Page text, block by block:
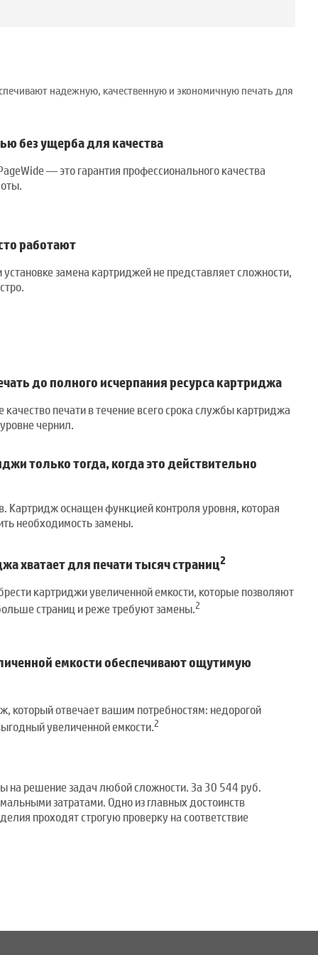
надежную, качественную и экономичную печать для
без ущерба для качества
— это гарантия профессионального качества
работают
замена картриджей не представляет сложности,
до полного исчерпания ресурса картриджа
качество печати в течение всего срока службы картриджа
чернил.
только тогда, когда это действительно
Картридж оснащен функцией контроля уровня, которая
необходимость замены.
хватает для печати тысяч страниц2
картриджи увеличенной емкости, которые позволяют
страниц и реже требуют замены.2
емкости обеспечивают ощутимую
который отвечает вашим потребностям: недорогой
увеличенной емкости.2
на решение задач любой сложности. За 30 544 руб.
затратами. Одно из главных достоинств
проходят строгую проверку на соответствие